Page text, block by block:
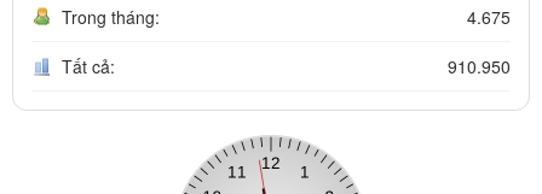
Trong tháng: 4.675
Tất cả: 910.950